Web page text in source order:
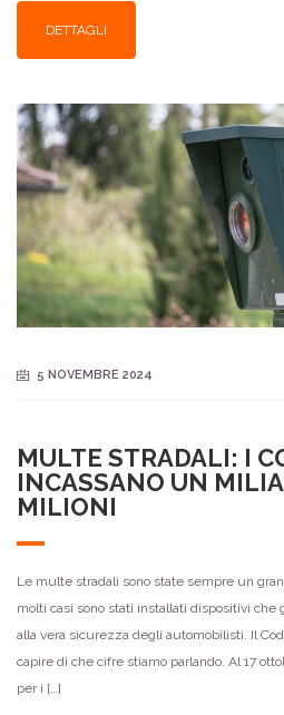
DETTAGLI
5 NOVEMBRE 2024
MULTE STRADALI: I
INCASSANO UN
MILIONI
Le multe stradali sono state sempre un
molti casi sono stati installati dispositivi che
alla vera sicurezza degli automobilisti. Il
capire di che cifre stiamo parlando. Al 17
per i […]